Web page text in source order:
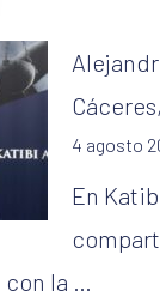
4 agosto
En
la …